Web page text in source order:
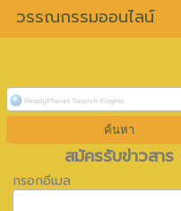
วรรณกรรมออนไลน์
สมัครรับข่าวสาร
กรอกอีเมล